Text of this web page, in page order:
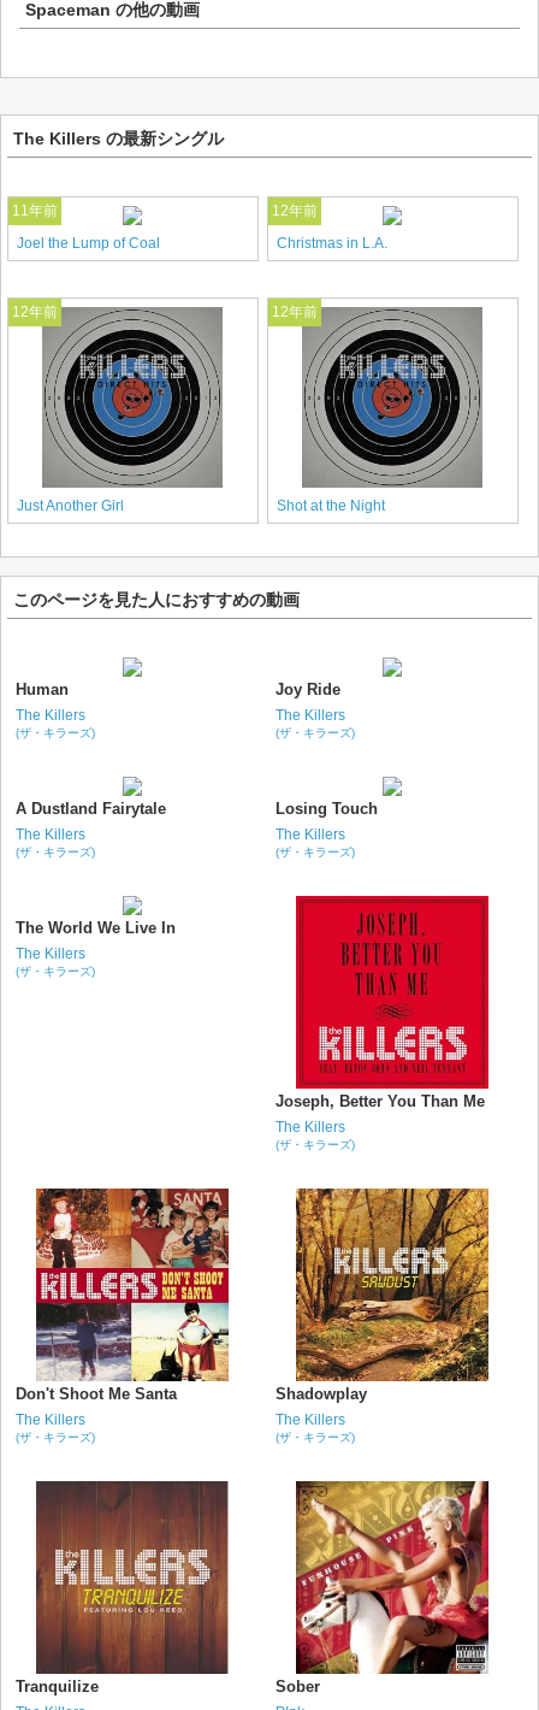
Spaceman の他の動画
The Killers の最新シングル
11年前
Joel the Lump of Coal
12年前
Christmas in L.A.
12年前
Just Another Girl
12年前
Shot at the Night
このページを見た人におすすめの動画
Human
The Killers
(ザ・キラーズ)
Joy Ride
The Killers
(ザ・キラーズ)
A Dustland Fairytale
The Killers
(ザ・キラーズ)
Losing Touch
The Killers
(ザ・キラーズ)
The World We Live In
The Killers
(ザ・キラーズ)
Joseph, Better You Than Me
The Killers
(ザ・キラーズ)
Don't Shoot Me Santa
The Killers
(ザ・キラーズ)
Shadowplay
The Killers
(ザ・キラーズ)
Tranquilize Sober